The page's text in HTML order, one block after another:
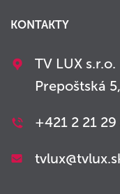
KONTAKTY
TV LUX s.r.o.
Prepoštská
+421 2 21 29